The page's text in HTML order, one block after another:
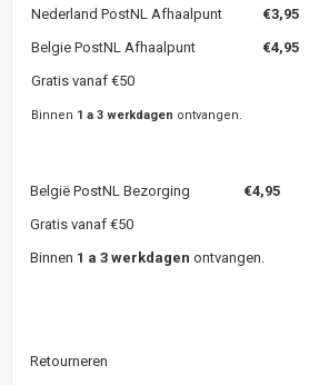
Nederland PostNL Afhaalpunt €3,95
Belgie PostNL Afhaalpunt
€4,95
Gratis vanaf €50
Binnen 1 a 3 werkdagen ontvangen.
België PostNL Bezorging €4,95
Gratis vanaf €50
Binnen 1 a 3 werkdagen ontvangen.
Retourneren